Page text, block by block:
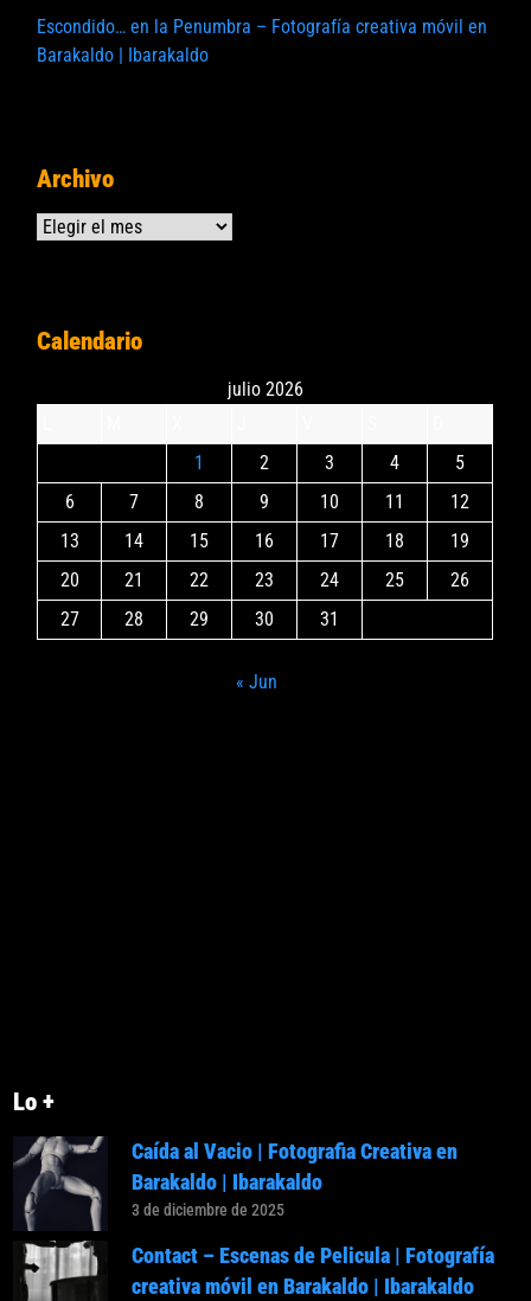
Escondido… en la Penumbra – Fotografía creativa móvil en
Barakaldo | Ibarakaldo
Archivo
Archivos
Calendario
julio 2026
1
2 3 4
5
6
7 8 9 10 11
12
13
14 15 16 17 18
19
20
21 22 23 24 25
26
27
28 29 30 31
« Jun
Lo +
Caída al Vacio | Fotografia Creativa en
Barakaldo | Ibarakaldo
3 de diciembre de 2025
Contact – Escenas de Pelicula | Fotografía
creativa móvil en Barakaldo | Ibarakaldo